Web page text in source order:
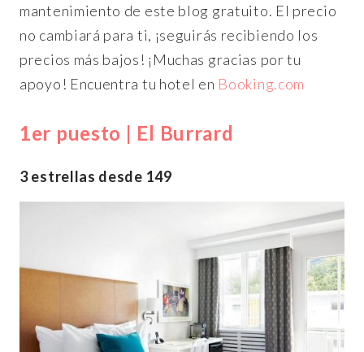
mantenimiento de este blog gratuito. El precio
no cambiará para ti, ¡seguirás recibiendo los
precios más bajos! ¡Muchas gracias por tu
apoyo! Encuentra tu hotel en Booking.com
1er puesto | El Burrard
3 estrellas desde 149